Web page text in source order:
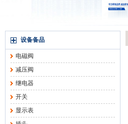
设备备品
电磁阀
减压阀
继电器
开关
显示表